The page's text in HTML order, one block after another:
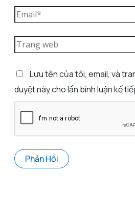
Lưu tên của tôi, email, và
duyệt này cho lần bình luận kế